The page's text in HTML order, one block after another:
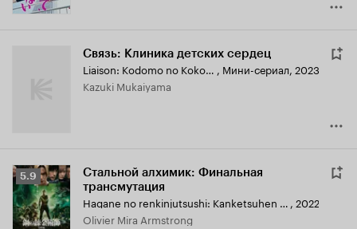
Связь: Клиника детских сердец
Liaison: Kodomo no Kokoro Shinryosho , Мини-сериал, 2023
Kazuki Mukaiyama
Рейтинг
Кинопоиска
5.9
5.9
Стальной алхимик: Финальная
трансмутация
Hagane no renkinjutsushi: Kanketsuhen saigo no rensei , 2022
Olivier Mira Armstrong